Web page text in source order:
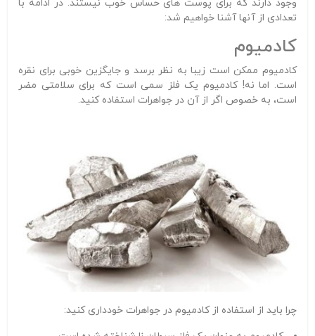
وجود دارند که برای پوست های حساس خوب نیستند. در ادامه با
تعدادی از آنها آشنا خواهیم شد:
کادمیوم
کادمیوم ممکن است زیبا به نظر برسد و جایگزین خوبی برای نقره
است. اما نه! کادمیوم یک فلز سمی است که برای سلامتی مضر
است، به خصوص اگر از آن در جواهرات استفاده کنید.
چرا باید از استفاده از کادمیوم در جواهرات خودداری کنید: